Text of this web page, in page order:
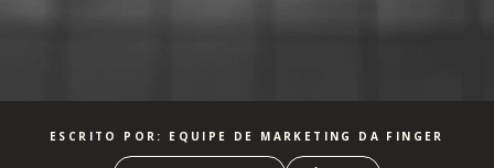
ESCRITO POR: EQUIPE DE MARKETING DA FINGER